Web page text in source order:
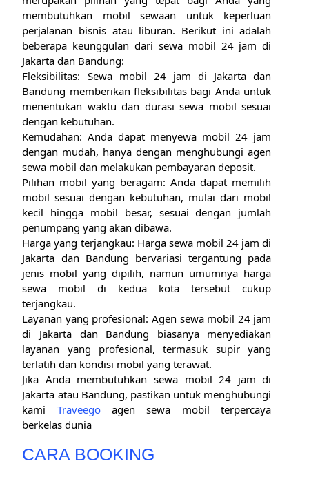
membutuhkan mobil sewaan untuk keperluan
perjalanan bisnis atau liburan. Berikut ini adalah
beberapa keunggulan dari sewa mobil 24 jam di
Jakarta dan Bandung:
Fleksibilitas: Sewa mobil 24 jam di Jakarta dan
Bandung memberikan fleksibilitas bagi Anda untuk
menentukan waktu dan durasi sewa mobil sesuai
dengan kebutuhan.
Kemudahan: Anda dapat menyewa mobil 24 jam
dengan mudah, hanya dengan menghubungi agen
sewa mobil dan melakukan pembayaran deposit.
Pilihan mobil yang beragam: Anda dapat memilih
mobil sesuai dengan kebutuhan, mulai dari mobil
kecil hingga mobil besar, sesuai dengan jumlah
penumpang yang akan dibawa.
Harga yang terjangkau: Harga sewa mobil 24 jam di
Jakarta dan Bandung bervariasi tergantung pada
jenis mobil yang dipilih, namun umumnya harga
sewa mobil di kedua kota tersebut cukup
terjangkau.
Layanan yang profesional: Agen sewa mobil 24 jam
di Jakarta dan Bandung biasanya menyediakan
layanan yang profesional, termasuk supir yang
terlatih dan kondisi mobil yang terawat.
Jika Anda membutuhkan sewa mobil 24 jam di
Jakarta atau Bandung, pastikan untuk menghubungi
kami Traveegoagen sewa mobil terpercaya
berkelas dunia
CARA BOOKING